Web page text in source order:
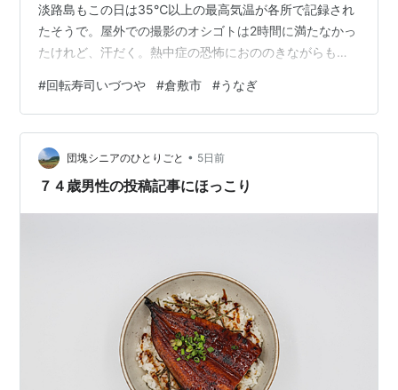
淡路島もこの日は35℃以上の最高気温が各所で記録され
たそうで。屋外での撮影のオシゴトは2時間に満たなかっ
たけれど、汗だく。熱中症の恐怖におののきながらも、
クルマを走らせることとしました。 ここでまた驚いたの
は山陽道を西進すると岡山あたりで車外気温計は40℃を
指しまして。午後4時を回ったというのに、先の淡路島よ
り暑いのです。西日本はこの夏、異常なほどに暑いとテ
レビの天気予報で観てはいたけれど、ここまでと
#回転寿司いづつや #倉敷市 #うなぎ
団塊シニアのひとりごと • 5日前
７４歳男性の投稿記事にほっこり